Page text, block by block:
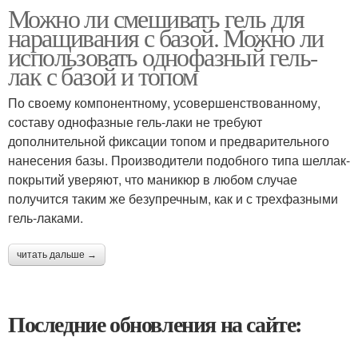
Можно ли смешивать гель для
наращивания с базой. Можно ли
использовать однофазный гель-
лак с базой и топом
По своему компонентному, усовершенствованному,
составу однофазные гель-лаки не требуют
дополнительной фиксации топом и предварительного
нанесения базы. Производители подобного типа шеллак-
покрытий уверяют, что маникюр в любом случае
получится таким же безупречным, как и с трехфазными
гель-лаками.
читать дальше →
Последние обновления на сайте: